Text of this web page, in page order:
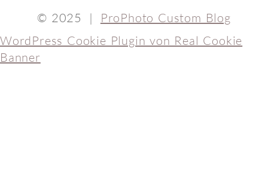
© 2025 |
ProPhoto Custom Blog
WordPress Cookie Plugin von Real Cookie
Banner